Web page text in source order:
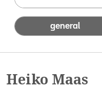
general
Heiko Maas